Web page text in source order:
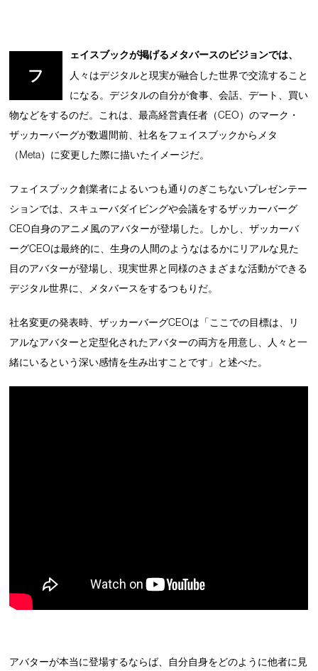
フ
ェイスブックが掲げるメタバースのビジョンでは、
人々はデジタルと現実が融合した世界で交流すること
になる。デジタルの自分が食事、会話、デート、買い
物などをするのだ。これは、最高経営責任者（CEO）のマーク・
ザッカーバーグが数週間前、社名をフェイスブックからメタ
（Meta）に変更した際に描いたイメージだ。
フェイスブック創業者によるいつも通りのぎこちないプレゼンテー
ションでは、スキューバダイビングや会議をするザッカーバーグ
CEO自身のアニメ風のアバターが登場した。しかし、ザッカーバ
ーグCEOは最終的に、生身の人間のようなはるかにリアルな見た
目のアバターが登場し、現実世界と同様のさまざまな活動ができる
デジタル世界に、メタバースをするつもりだ。
社名変更の発表時、ザッカーバーグCEOは「ここでの目標は、リ
アルなアバターと定型化されたアバターの両方を用意し、人々と一
緒にいるという深い感情を生み出すことです」と述べた。
アバターが本当に登場するならば、自分自身をどのように他者に見